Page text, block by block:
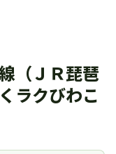
（ＪＲ琵琶
ラクびわこ